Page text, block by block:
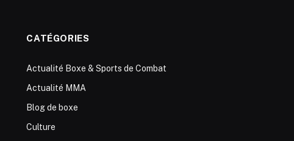
CATÉGORIES
Actualité Boxe & Sports de Combat
Actualité MMA
Blog de boxe
Culture